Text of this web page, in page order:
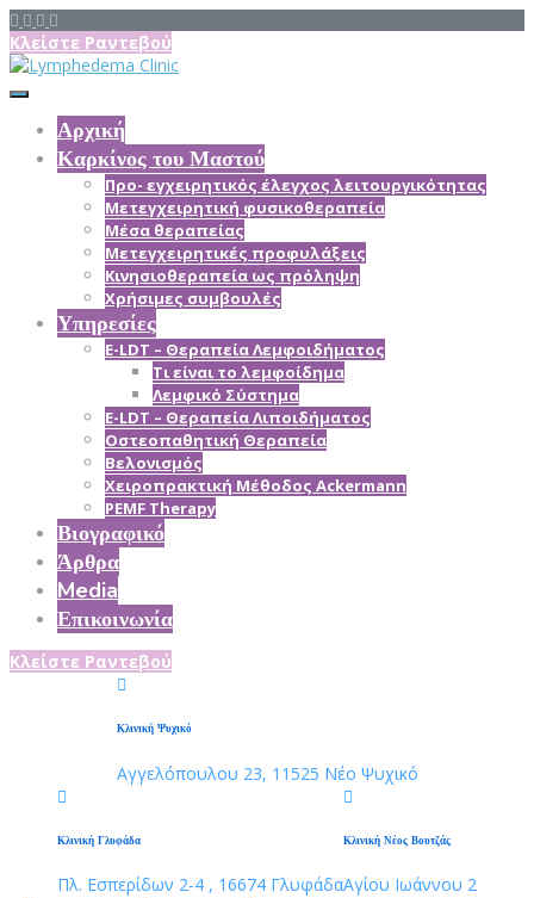
Κλείστε Ραντεβού
Αρχική
Καρκίνος του Μαστού
Προ- εγχειρητικός έλεγχος λειτουργικότητας
Μετεγχειρητική φυσικοθεραπεία
Μέσα θεραπείας
Mετεγχειρητικές προφυλάξεις
Κινησιοθεραπεία ως πρόληψη
Χρήσιμες συμβουλές
Υπηρεσίες
E-LDT – Θεραπεία Λεμφοιδήματος
Τι είναι το λεμφοίδημα
Λεμφικό Σύστημα
E-LDT – Θεραπεία Λιποιδήματος
Οστεοπαθητική Θεραπεία
Βελονισμός
Χειροπρακτική Μέθοδος Ackermann
PEMF Therapy
Βιογραφικό
Άρθρα
Media
Επικοινωνία
Κλείστε Ραντεβού
Κλινική Ψυχικό
Αγγελόπουλου 23, 11525 Νέο Ψυχικό
Κλινική Γλυφάδα
Πλ. Εσπερίδων 2-4 , 16674 Γλυφάδα
Κλινική Νέος Βουτζάς
Αγίου Ιωάννου 2